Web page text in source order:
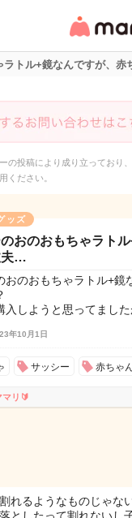
リ・情報サ
ラトル+鏡なんですが、
の投稿により成り立っており
ください。
ッズ
おのおもちゃラト
夫…
おのおもちゃラトル+鏡
入しようと思ってまし
年10月1日
サッシー 赤ちゃ
マリ🔰
れるようなものじゃな